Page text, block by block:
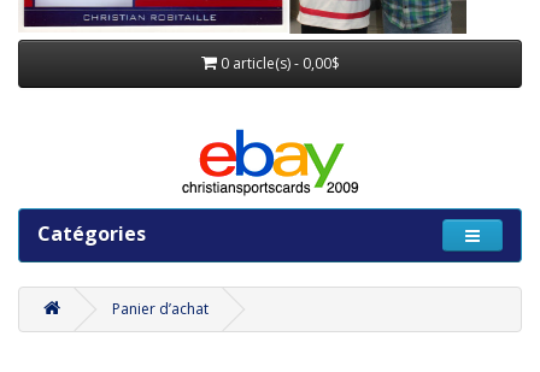
0 article(s) - 0,00$
Catégories
Panier d’achat